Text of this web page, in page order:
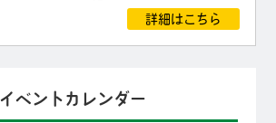
詳細はこちら
イベントカレンダー